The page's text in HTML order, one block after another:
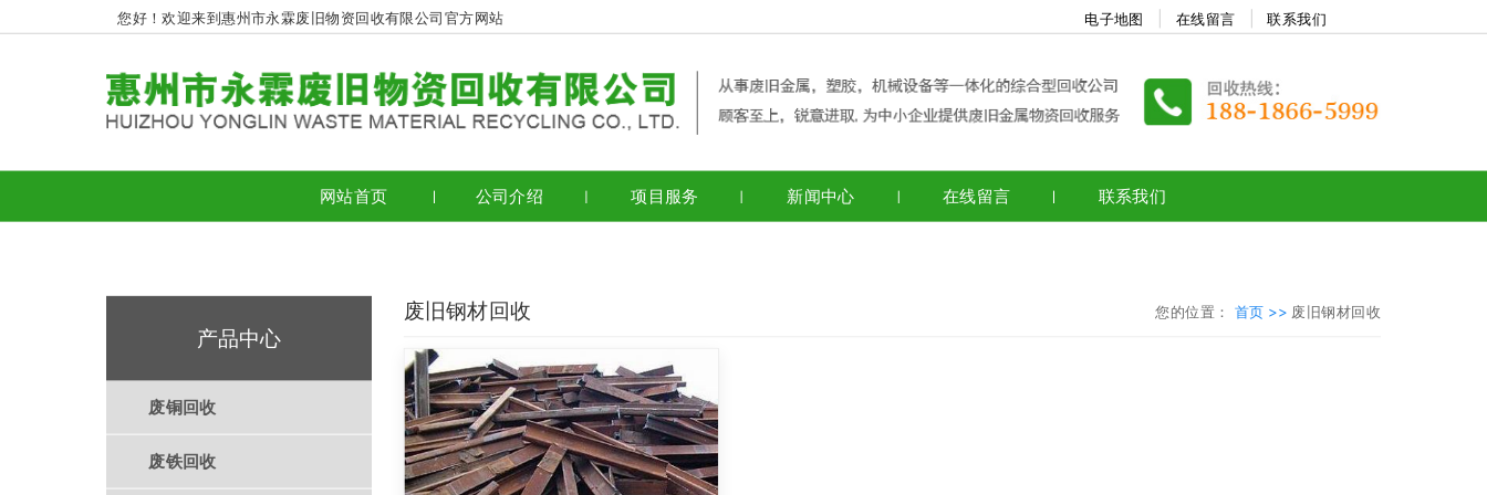
您好！欢迎来到惠州市永霖废旧物资回收有限公司官方网站 电子地图 在线留言 联系我们
网站首页 公司介绍 项目服务 新闻中心 在线留言 联系我们
废旧钢材回收 您的位置： 首页 >> 废旧钢材回收
产品中心
废铜回收
废铁回收